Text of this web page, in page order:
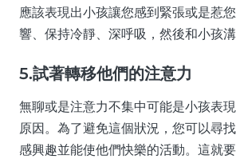
應該表現出小孩讓您感到緊張或是惹
響、保持冷靜、深呼吸，然後和小孩溝
5.試著轉移他們的注意力
無聊或是注意力不集中可能是小孩表
原因。為了避免這個狀況，您可以尋
感興趣並能使他們快樂的活動。這就